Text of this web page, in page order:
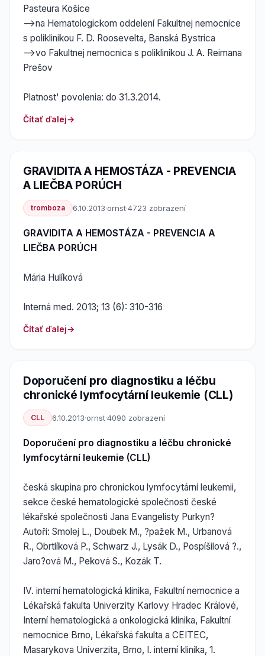
Pasteura Košice
-->na Hematologickom oddelení Fakultnej nemocnice
s poliklinikou F. D. Roosevelta, Banská Bystrica
-->vo Fakultnej nemocnica s poliklinikou J. A. Reimana
Prešov
Platnost' povolenia: do 31.3.2014.
Čítať ďalej
GRAVIDITA A HEMOSTÁZA - PREVENCIA
A LIEČBA PORÚCH
tromboza 6.10.2013·ornst·4723 zobrazení
GRAVIDITA A HEMOSTÁZA - PREVENCIA A
LIEČBA PORÚCH
Mária Hulíková
Interná med. 2013; 13 (6): 310-316
Čítať ďalej
Doporučení pro diagnostiku a léčbu
chronické lymfocytární leukemie (CLL)
CLL 6.10.2013·ornst·4090 zobrazení
Doporučení pro diagnostiku a léčbu chronické
lymfocytární leukemie (CLL)
česká skupina pro chronickou lymfocytární leukemii,
sekce české hematologické společnosti české
lékařské společnosti Jana Evangelisty Purkyn?
Autoři: Smolej L., Doubek M., ?pažek M., Urbanová
R., Obrtlíková P., Schwarz J., Lysák D., Pospíšilová ?.,
Jaro?ová M., Peková S., Kozák T.
IV. interní hematologická klinika, Fakultní nemocnice a
Lékařská fakulta Univerzity Karlovy Hradec Králové,
Interní hematologická a onkologická klinika, Fakultní
nemocnice Brno, Lékařská fakulta a CEITEC,
Masarykova Univerzita, Brno, I. interní klinika, 1.